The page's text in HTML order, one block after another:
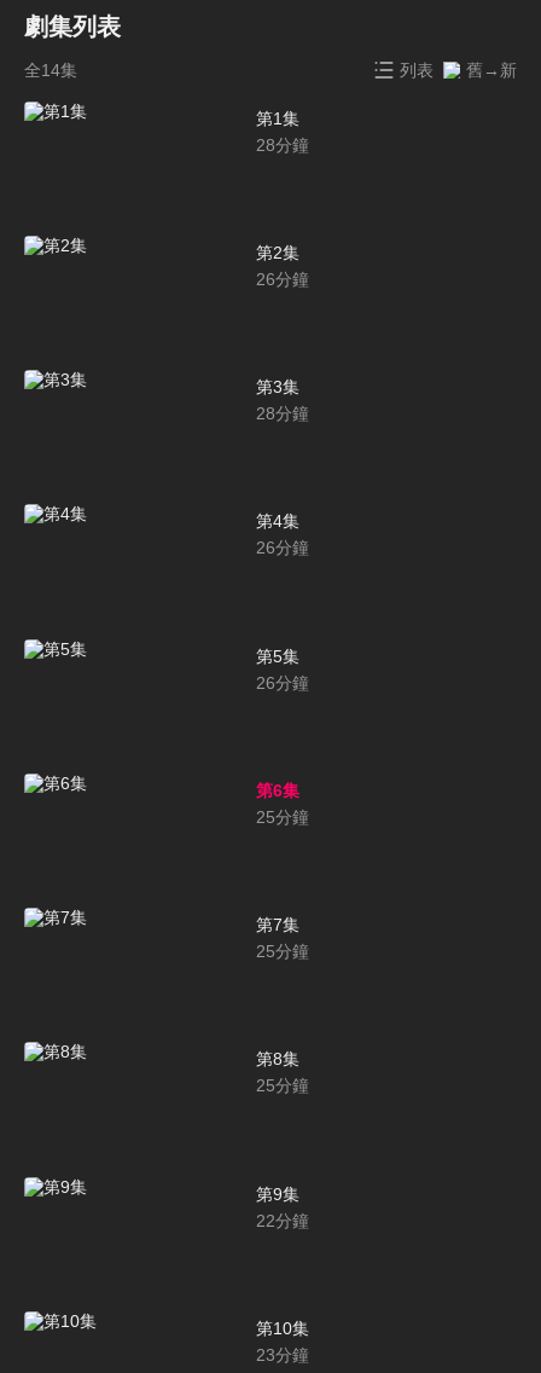
劇集列表
全14集 列表 舊→新
第1集
28分鐘
第2集
26分鐘
第3集
28分鐘
第4集
26分鐘
第5集
26分鐘
第6集
25分鐘
第7集
25分鐘
第8集
25分鐘
第9集
22分鐘
第10集
23分鐘